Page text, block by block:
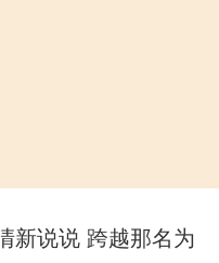
新说说 跨越那名为